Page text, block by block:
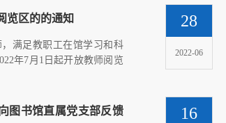
览区的的通知
满足教职工在馆学习和科
年7月1日起开放教师阅览
28
2022-06
图书馆直属党支部反馈
16